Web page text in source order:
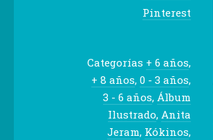
Pinterest
Categorías + 6 años,
+ 8 años, 0 - 3 años,
3 - 6 años, Álbum
Ilustrado, Anita
Jeram, Kókinos,